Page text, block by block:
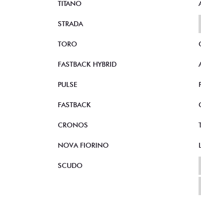
TITANO
STRADA
TORO
FASTBACK HYBRID
PULSE
FASTBACK
CRONOS
NOVA FIORINO
SCUDO